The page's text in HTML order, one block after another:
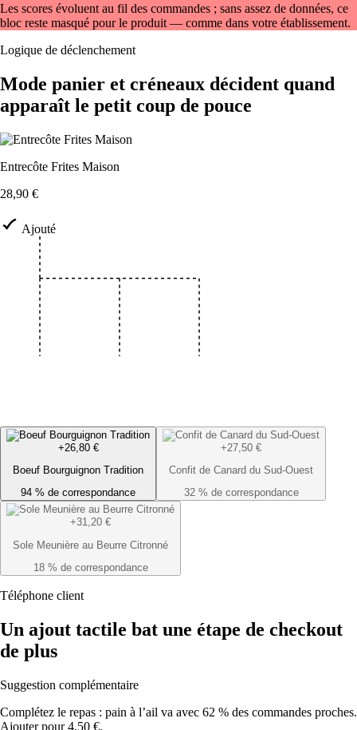
Les scores évoluent au fil des commandes ; sans assez de données, ce
bloc reste masqué pour le produit — comme dans votre établissement.
Logique de déclenchement
Mode panier et créneaux décident quand
apparaît le petit coup de pouce
Entrecôte Frites Maison
28,90 €
Ajouté
+26,80 €
Boeuf Bourguignon Tradition
94 % de correspondance
+27,50 €
Confit de Canard du Sud-Ouest
32 % de correspondance
+31,20 €
Sole Meunière au Beurre Citronné
18 % de correspondance
Téléphone client
Un ajout tactile bat une étape de checkout
de plus
Suggestion complémentaire
Complétez le repas : pain à l’ail va avec 62 % des commandes proches.
Ajouter pour 4,50 €.